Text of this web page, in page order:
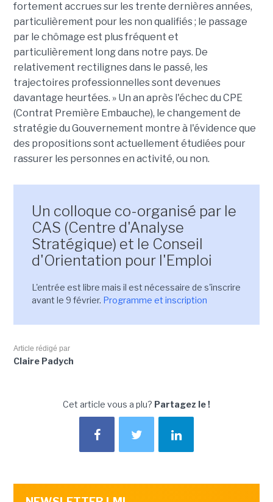
fortement accrues sur les trente dernières années,
particulièrement pour les non qualifiés ; le passage
par le chômage est plus fréquent et
particulièrement long dans notre pays. De
relativement rectilignes dans le passé, les
trajectoires professionnelles sont devenues
davantage heurtées. » Un an après l'échec du CPE
(Contrat Première Embauche), le changement de
stratégie du Gouvernement montre à l'évidence que
des propositions sont actuellement étudiées pour
rassurer les personnes en activité, ou non.
Un colloque co-organisé par le
CAS (Centre d'Analyse
Stratégique) et le Conseil
d'Orientation pour l'Emploi
L'entrée est libre mais il est nécessaire de s'inscrire
avant le 9 février. Programme et inscription
Article rédigé par
Claire Padych
Cet article vous a plu? Partagez le !